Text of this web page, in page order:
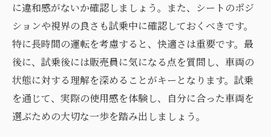
に違和感がないか確認しましょう。また、シートのポジ
ションや視界の良さも試乗中に確認しておくべきです。
特に長時間の運転を考慮すると、快適さは重要です。最
後に、試乗後には販売員に気になる点を質問し、車両の
状態に対する理解を深めることがキーとなります。試乗
を通じて、実際の使用感を体験し、自分に合った車両を
選ぶための大切な一歩を踏み出しましょう。